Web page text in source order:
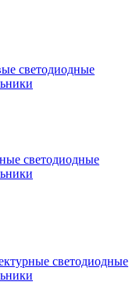
светодиодные
светодиодные
светодиодные